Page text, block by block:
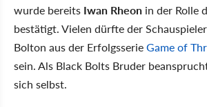
wurde bereits Iwan Rheon in der Rolle
bestätigt. Vielen dürfte der
Bolton aus der ErfolgsserieGame of
sein. Als Black Bolts Bruder
sich selbst.